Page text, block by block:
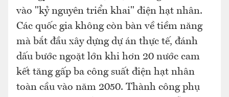
vào "kỷ nguyên triển khai" điện hạt nhân.
Các quốc gia không còn bàn về tiềm năng
mà bắt đầu xây dựng dự án thực tế, đánh
dấu bước ngoặt lớn khi hơn 20 nước cam
kết tăng gấp ba công suất điện hạt nhân
toàn cầu vào năm 2050. Thành công phụ